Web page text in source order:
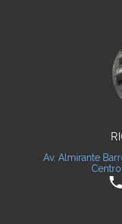
Av. Almirante
phone